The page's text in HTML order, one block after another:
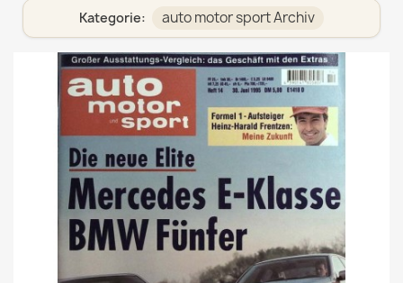
Kategorie: auto motor sport Archiv